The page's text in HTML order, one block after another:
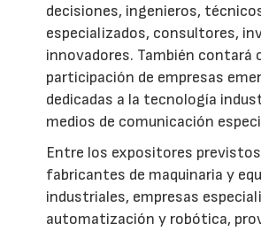
decisiones, ingenieros,
especializados, consultores,
innovadores. También contará
participación de empresas
dedicadas a la tecnología
medios de comunicación
Entre los expositores
fabricantes de maquinaria y
industriales, empresas
automatización y robótica,